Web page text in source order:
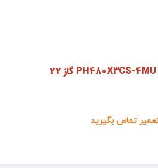
تماس بگیرید